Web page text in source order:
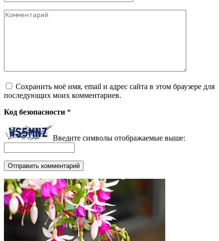
Комментарий
Сохранить моё имя, email и адрес сайта в этом браузере для
последующих моих комментариев.
Код безопасности *
Введите символы отображаемые выше: